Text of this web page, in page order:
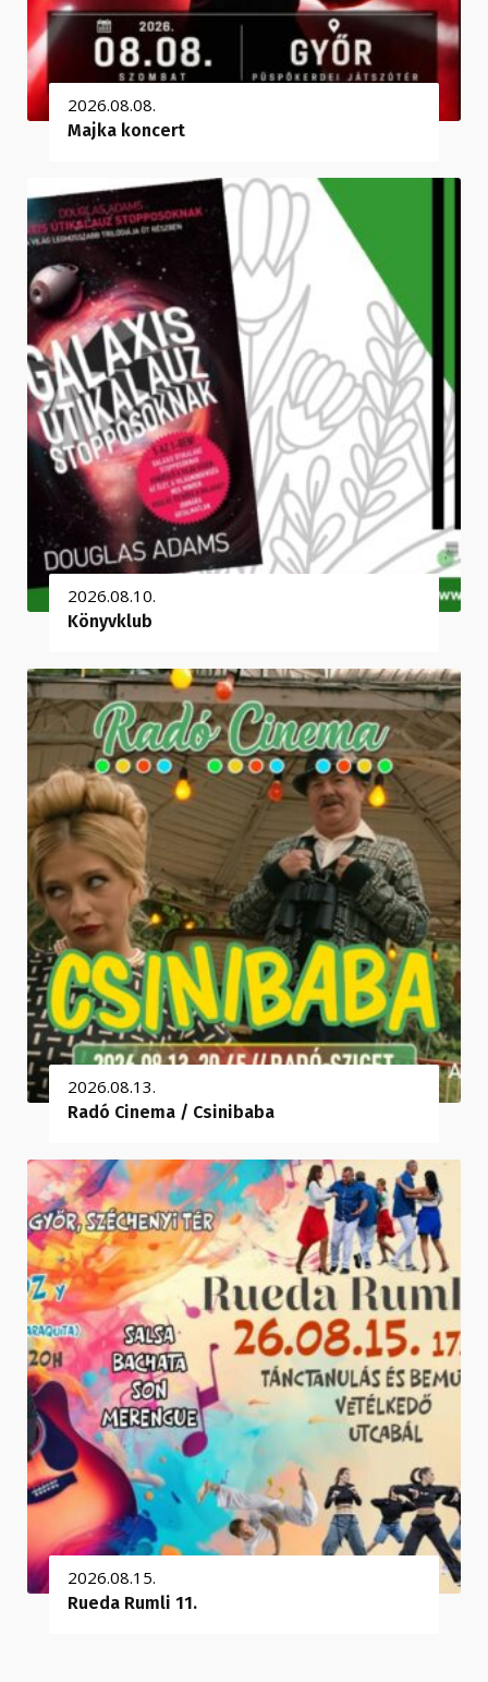
2026.08.08.
Majka koncert
2026.08.10.
Könyvklub
2026.08.13.
Radó Cinema / Csinibaba
2026.08.15.
Rueda Rumli 11.